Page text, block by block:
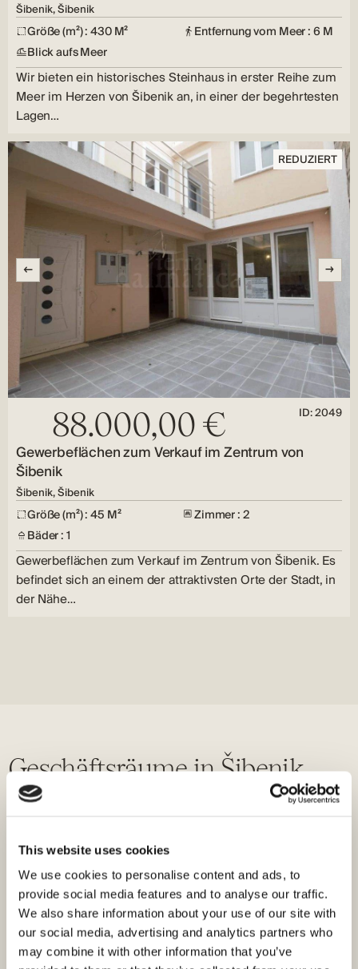
This website uses cookies
We use cookies to personalise content and ads, to
provide social media features and to analyse our traffic.
We also share information about your use of our site with
our social media, advertising and analytics partners who
may combine it with other information that you’ve
Šibenik, Šibenik
Größe (m²) : 430 M²
Entfernung vom Meer : 6 M
Blick aufs Meer
Wir bieten ein historisches Steinhaus in erster Reihe zum
Meer im Herzen von Šibenik an, in einer der begehrtesten
Lagen…
REDUZIERT
88.000,00 € ID: 2049
Gewerbeflächen zum Verkauf im Zentrum von
Šibenik
Šibenik, Šibenik
Größe (m²) : 45 M²
Zimmer : 2
Bäder : 1
Gewerbeflächen zum Verkauf im Zentrum von Šibenik. Es
befindet sich an einem der attraktivsten Orte der Stadt, in
der Nähe…
Geschäftsräume in Šibenik
Gewerbeflächen in Šibenik bieten Unternehmern, Investoren
dalmatinischen Stadt suchen, vielfältige Möglichkeiten. Als
Verwaltungssitz eines Landkreises mit einer wachsenden
Tourismusbranche bietet Šibenik zahlreiche Optionen für
unterschiedliche Geschäftsaktivitäten.
Das Angebot umfasst Gewerbeflächen in der Altstadt, die
sich für Geschäfte und Gastronomie eignen, Büroräume in
neueren Gebäuden sowie größere Flächen am Stadtrand für